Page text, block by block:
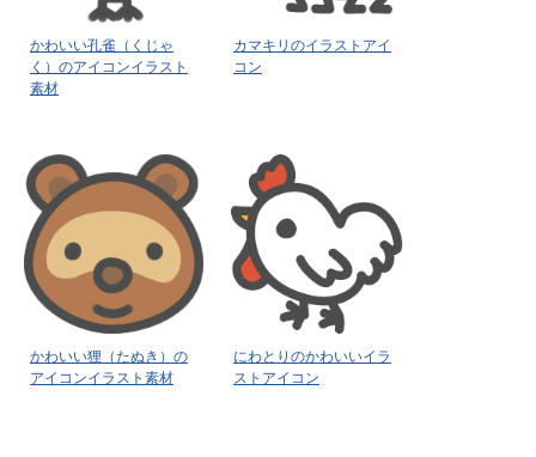
かわいい孔雀（くじゃ
く）のアイコンイラスト
素材
カマキリのイラストアイ
コン
かわいい狸（たぬき）の
アイコンイラスト素材
にわとりのかわいいイラ
ストアイコン